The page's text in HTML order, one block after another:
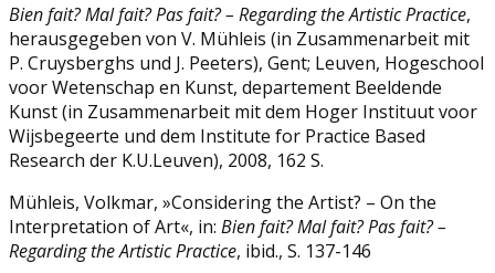
Bien fait? Mal fait? Pas fait? – Regarding the Artistic Practice,
herausgegeben von V. Mühleis (in Zusammenarbeit mit
P. Cruysberghs und J. Peeters), Gent; Leuven, Hogeschool
voor Wetenschap en Kunst, departement Beeldende
Kunst (in Zusammenarbeit mit dem Hoger Instituut voor
Wijsbegeerte und dem Institute for Practice Based
Research der K.U.Leuven), 2008, 162 S.
Mühleis, Volkmar, »Considering the Artist? – On the
Interpretation of Art«, in: Bien fait?Mal fait? Pas fait? –
Regarding the Artistic Practice, ibid., S. 137-146